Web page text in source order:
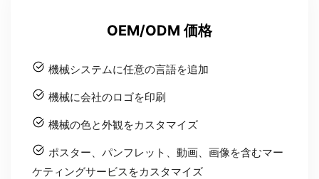
OEM/ODM 価格
機械システムに任意の言語を追加
機械に会社のロゴを印刷
機械の色と外観をカスタマイズ
ポスター、パンフレット、動画、画像を含むマー
ケティングサービスをカスタマイズ